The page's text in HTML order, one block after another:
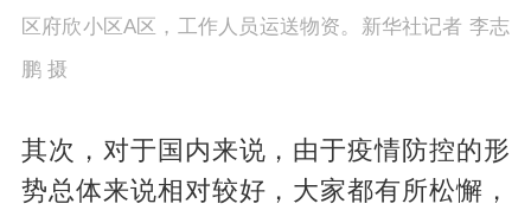
区府欣小区A区，工作人员运送物资。新华社记者 李志
鹏 摄
其次，对于国内来说，由于疫情防控的形
势总体来说相对较好，大家都有所松懈，